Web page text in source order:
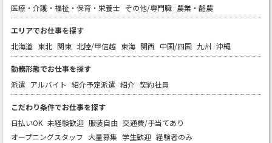
医療・介護・福祉・保育・栄養士 その他/専門職 農業・酪農
エリアでお仕事を探す
北海道 東北 関東 北陸/甲信越 東海 関西 中国/四国 九州 沖縄
勤務形態でお仕事を探す
派遣 アルバイト 紹介予定派遣 紹介 契約社員
こだわり条件でお仕事を探す
日払いOK 未経験歓迎 服装自由 交通費/手当てあり
オープニングスタッフ 大量募集 学生歓迎 経験者のみ